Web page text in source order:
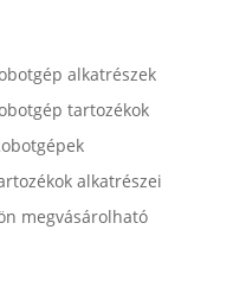
alkatrészek
tartozékok
alkatrészei
megvásárolható